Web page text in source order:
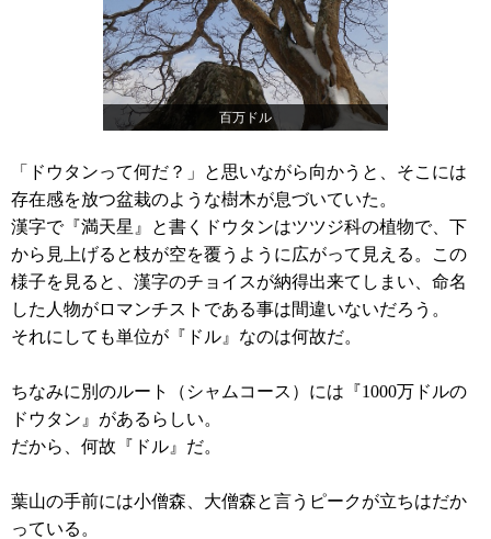
百万ドル
「ドウタンって何だ？」と思いながら向かうと、そこには
存在感を放つ盆栽のような樹木が息づいていた。
漢字で『満天星』と書くドウタンはツツジ科の植物で、下
から見上げると枝が空を覆うように広がって見える。この
様子を見ると、漢字のチョイスが納得出来てしまい、命名
した人物がロマンチストである事は間違いないだろう。
それにしても単位が『ドル』なのは何故だ。
ちなみに別のルート（シャムコース）には『1000万ドルの
ドウタン』があるらしい。
だから、何故『ドル』だ。
葉山の手前には小僧森、大僧森と言うピークが立ちはだか
っている。